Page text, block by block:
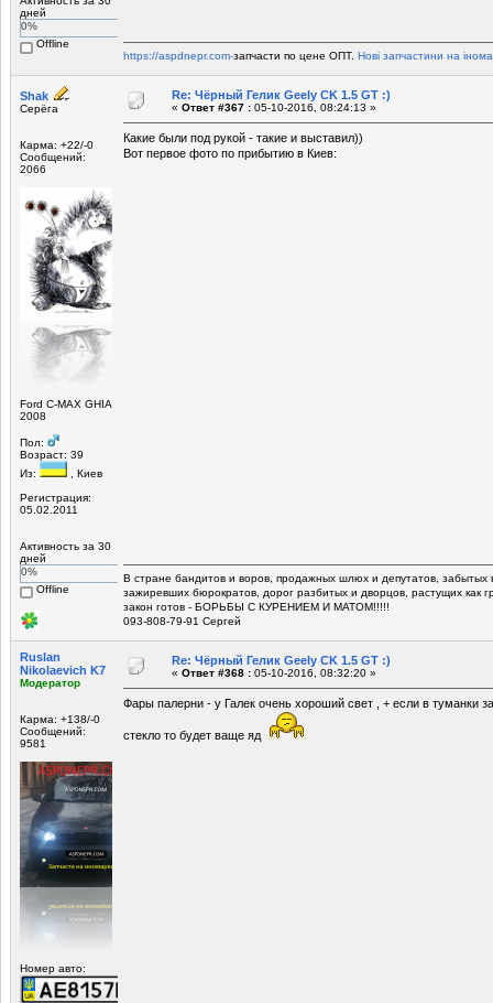
дней
0%
Offline
https://aspdnepr.com-запчасти по цене ОПТ. Нові запчастини на
Shak
Серёга
Карма: +22/-0
Сообщений:
2066
Ford C-MAX GHIA
2008
Пол:
Возраст: 39
Из:
, Киев
Регистрация:
05.02.2011
Активность за 30
дней
0%
Offline
Re: Чёрный Гелик Geely CK 1.5 GT :)
« Ответ #367 : 05-10-2016, 08:24:13 »
Какие были под рукой - такие и выставил))
Вот первое фото по прибытию в Киев:
В стране бандитов и воров, продажных шлюх и депутатов, забытых
зажиревших бюрократов, дорог разбитых и дворцов, растущих как
закон готов - БОРЬБЫ С КУРЕНИЕМ И МАТОМ!!!!!
093-808-79-91 Сергей
Ruslan
Nikolaevich K7
Модератор
Карма: +138/-0
Сообщений:
9581
Номер авто:
Re: Чёрный Гелик Geely CK 1.5 GT :)
« Ответ #368 : 05-10-2016, 08:32:20 »
Фары палерни - у Галек очень хороший свет , + если в туманки
стекло то будет ваще яд